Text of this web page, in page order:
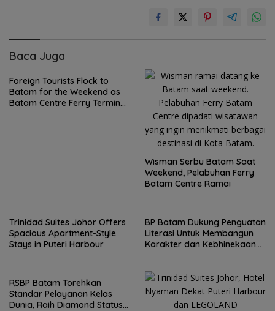
Baca Juga
Foreign Tourists Flock to
Batam for the Weekend as
Batam Centre Ferry Terminal
Wisman Serbu Batam Saat
Weekend, Pelabuhan Ferry
Batam Centre Ramai
Trinidad Suites Johor Offers
Spacious Apartment-Style
Stays in Puteri Harbour
BP Batam Dukung Penguatan
Literasi Untuk Membangun
Karakter dan Kebhinekaan
RSBP Batam Torehkan
Standar Pelayanan Kelas
Dunia, Raih Diamond Status